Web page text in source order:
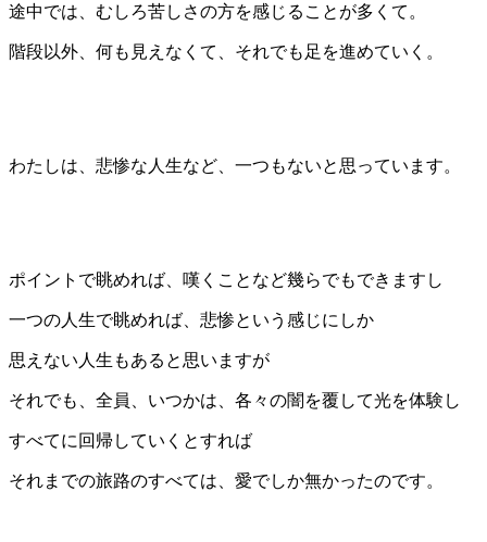
途中では、むしろ苦しさの方を感じることが多くて。
階段以外、何も見えなくて、それでも足を進めていく。
わたしは、悲惨な人生など、一つもないと思っています。
ポイントで眺めれば、嘆くことなど幾らでもできますし
一つの人生で眺めれば、悲惨という感じにしか
思えない人生もあると思いますが
それでも、全員、いつかは、各々の闇を覆して光を体験し
すべてに回帰していくとすれば
それまでの旅路のすべては、愛でしか無かったのです。